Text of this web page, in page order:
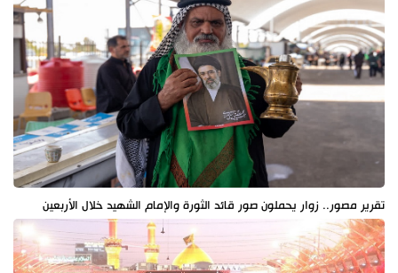
تقرير مصور.. زوار يحملون صور قائد الثورة والإمام الشهيد خلال الأربعين